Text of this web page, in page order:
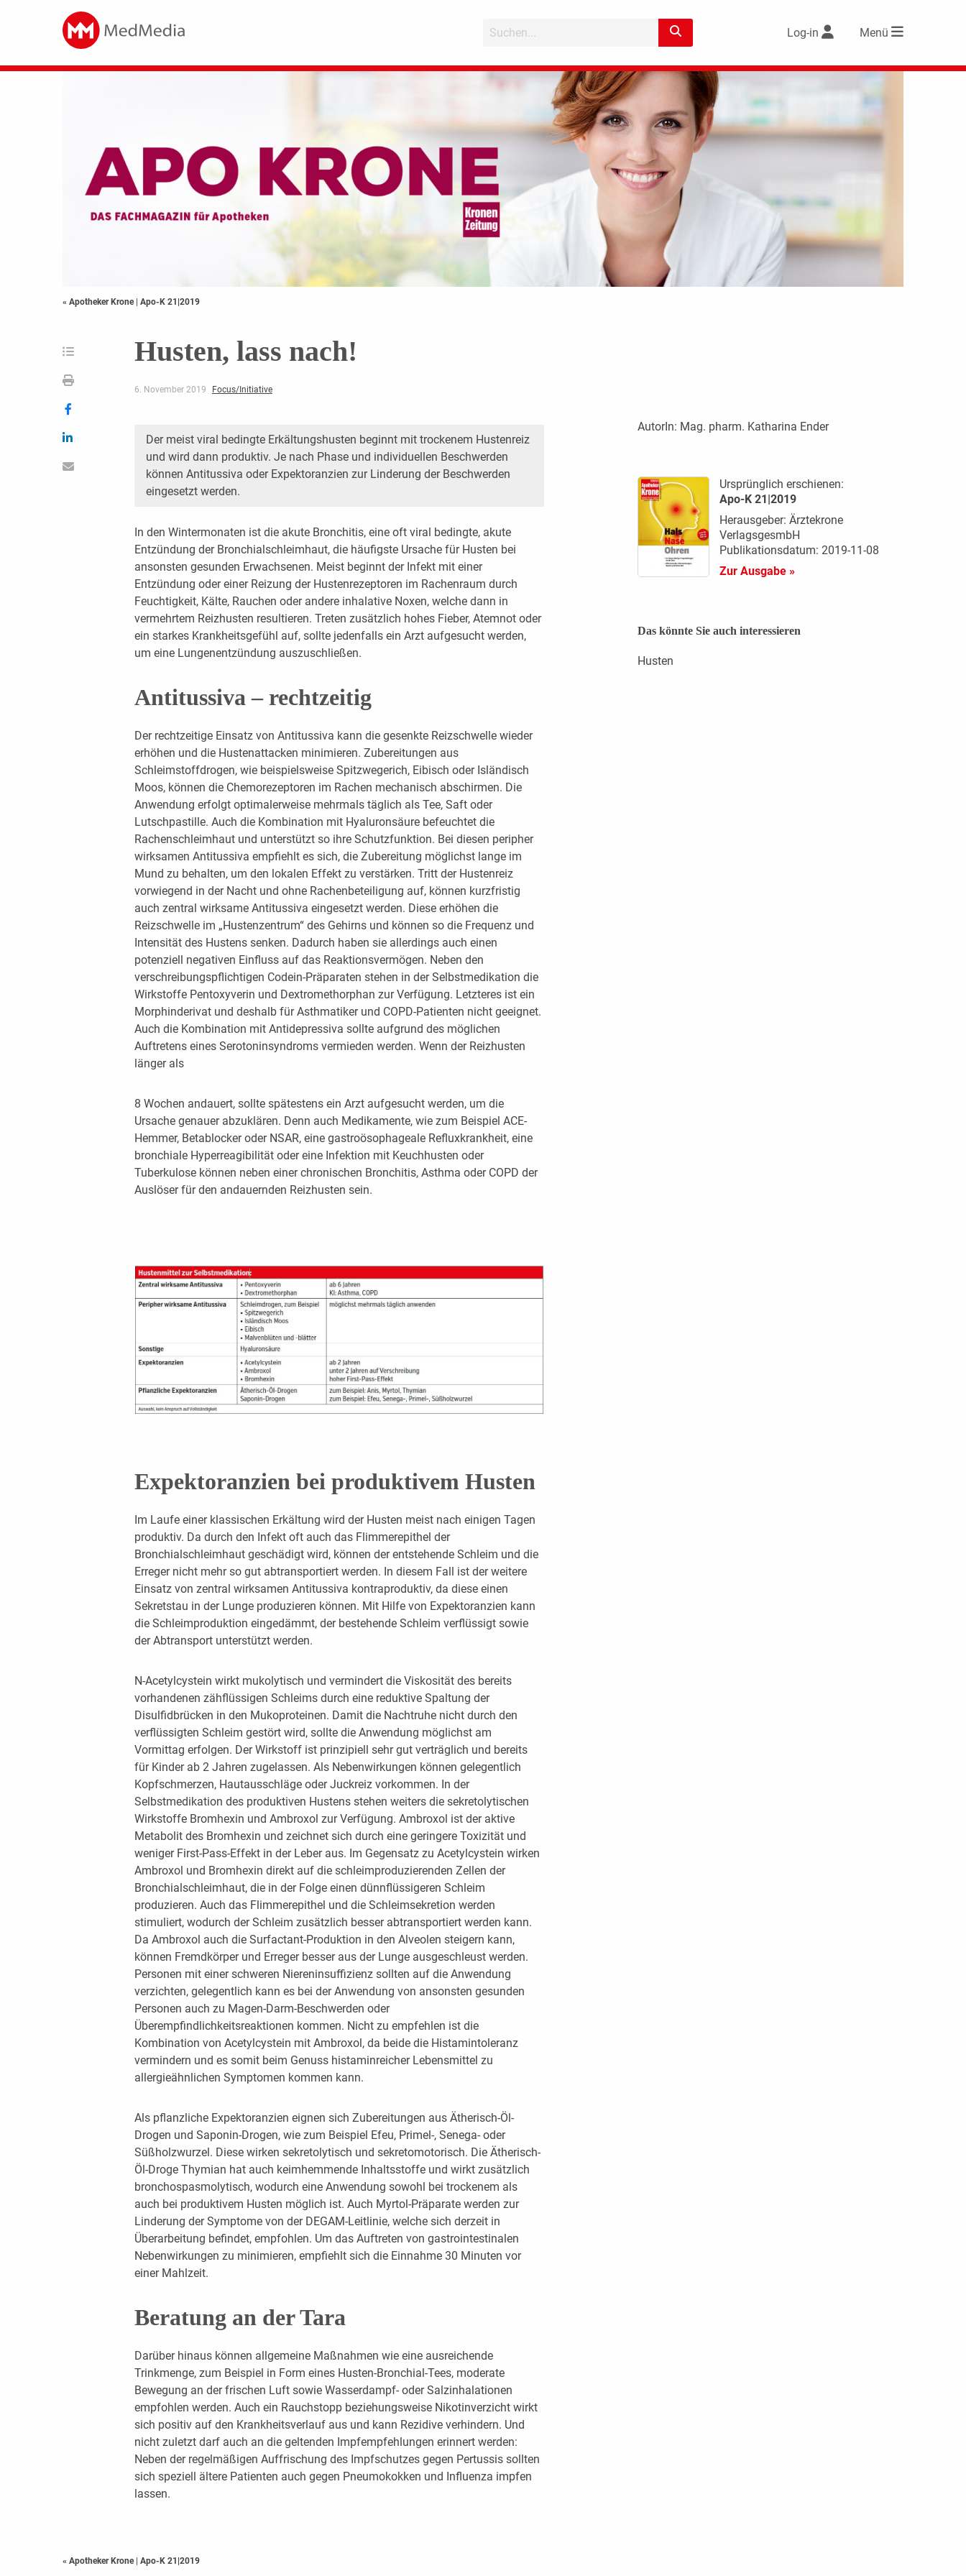
Log-in Menü
« Apotheker Krone | Apo-K 21|2019
Husten, lass nach!
6. November 2019 Focus/Initiative
Der meist viral bedingte Erkältungshusten beginnt mit trockenem Hustenreiz
und wird dann produktiv. Je nach Phase und individuellen Beschwerden
können Antitussiva oder Expektoranzien zur Linderung der Beschwerden
eingesetzt werden.
In den Wintermonaten ist die akute Bronchitis, eine oft viral bedingte, akute
Entzündung der Bronchialschleimhaut, die häufigste Ursache für Husten bei
ansonsten gesunden Erwachsenen. Meist beginnt der Infekt mit einer
Entzündung oder einer Reizung der Hustenrezeptoren im Rachenraum durch
Feuchtigkeit, Kälte, Rauchen oder andere inhalative Noxen, welche dann in
vermehrtem Reizhusten resultieren. Treten zusätzlich hohes Fieber, Atemnot oder
ein starkes Krankheitsgefühl auf, sollte jedenfalls ein Arzt aufgesucht werden,
um eine Lungenentzündung auszuschließen.
Antitussiva – rechtzeitig
Der rechtzeitige Einsatz von Antitussiva kann die gesenkte Reizschwelle wieder
erhöhen und die Hustenattacken minimieren. Zubereitungen aus
Schleimstoffdrogen, wie beispielsweise Spitzwegerich, Eibisch oder Isländisch
Moos, können die Chemorezeptoren im Rachen mechanisch abschirmen. Die
Anwendung erfolgt optimalerweise mehrmals täglich als Tee, Saft oder
Lutschpastille. Auch die Kombination mit Hyaluronsäure befeuchtet die
Rachenschleimhaut und unterstützt so ihre Schutzfunktion. Bei diesen peripher
wirksamen Antitussiva empfiehlt es sich, die Zubereitung möglichst lange im
Mund zu behalten, um den lokalen Effekt zu verstärken. Tritt der Hustenreiz
vorwiegend in der Nacht und ohne Rachenbeteiligung auf, können kurzfristig
auch zentral wirksame Antitussiva eingesetzt werden. Diese erhöhen die
Reizschwelle im „Hustenzentrum“ des Gehirns und können so die Frequenz und
Intensität des Hustens senken. Dadurch haben sie allerdings auch einen
potenziell negativen Einfluss auf das Reaktionsvermögen. Neben den
verschreibungspflichtigen Codein-Präparaten stehen in der Selbstmedikation die
Wirkstoffe Pentoxyverin und Dextromethorphan zur Verfügung. Letzteres ist ein
Morphinderivat und deshalb für Asthmatiker und COPD-Patienten nicht geeignet.
Auch die Kombination mit Antidepressiva sollte aufgrund des möglichen
Auftretens eines Serotoninsyndroms vermieden werden. Wenn der Reizhusten
länger als
8 Wochen andauert, sollte spätestens ein Arzt aufgesucht werden, um die
Ursache genauer abzuklären. Denn auch Medikamente, wie zum Beispiel ACE-
Hemmer, Betablocker oder NSAR, eine gastroösophageale Refluxkrankheit, eine
bronchiale Hyperreagibilität oder eine Infektion mit Keuchhusten oder
Tuberkulose können neben einer chronischen Bronchitis, Asthma oder COPD der
Auslöser für den andauernden Reizhusten sein.
Expektoranzien bei produktivem Husten
Im Laufe einer klassischen Erkältung wird der Husten meist nach einigen Tagen
produktiv. Da durch den Infekt oft auch das Flimmerepithel der
Bronchialschleimhaut geschädigt wird, können der entstehende Schleim und die
Erreger nicht mehr so gut abtransportiert werden. In diesem Fall ist der weitere
Einsatz von zentral wirksamen Antitussiva kontraproduktiv, da diese einen
Sekretstau in der Lunge produzieren können. Mit Hilfe von Expektoranzien kann
die Schleimproduktion eingedämmt, der bestehende Schleim verflüssigt sowie
der Abtransport unterstützt werden.
N-Acetylcystein wirkt mukolytisch und vermindert die Viskosität des bereits
vorhandenen zähflüssigen Schleims durch eine reduktive Spaltung der
Disulfidbrücken in den Mukoproteinen. Damit die Nachtruhe nicht durch den
verflüssigten Schleim gestört wird, sollte die Anwendung möglichst am
Vormittag erfolgen. Der Wirkstoff ist prinzipiell sehr gut verträglich und bereits
für Kinder ab 2 Jahren zugelassen. Als Nebenwirkungen können gelegentlich
Kopfschmerzen, Hautausschläge oder Juckreiz vorkommen. In der
Selbstmedikation des produktiven Hustens stehen weiters die sekretolytischen
Wirkstoffe Bromhexin und Ambroxol zur Verfügung. Ambroxol ist der aktive
Metabolit des Bromhexin und zeichnet sich durch eine geringere Toxizität und
weniger First-Pass-Effekt in der Leber aus. Im Gegensatz zu Acetylcystein wirken
Ambroxol und Bromhexin direkt auf die schleimproduzierenden Zellen der
Bronchialschleimhaut, die in der Folge einen dünnflüssigeren Schleim
produzieren. Auch das Flimmerepithel und die Schleimsekretion werden
stimuliert, wodurch der Schleim zusätzlich besser abtransportiert werden kann.
Da Ambroxol auch die Surfactant-Produktion in den Alveolen steigern kann,
können Fremdkörper und Erreger besser aus der Lunge ausgeschleust werden.
Personen mit einer schweren Niereninsuffizienz sollten auf die Anwendung
verzichten, gelegentlich kann es bei der Anwendung von ansonsten gesunden
Personen auch zu Magen-Darm-Beschwerden oder
Überempfindlichkeitsreaktionen kommen. Nicht zu empfehlen ist die
Kombination von Acetylcystein mit Ambroxol, da beide die Histamintoleranz
vermindern und es somit beim Genuss histaminreicher Lebensmittel zu
allergieähnlichen Symptomen kommen kann.
Als pflanzliche Expektoranzien eignen sich Zubereitungen aus Ätherisch-Öl-
Drogen und Saponin-Drogen, wie zum Beispiel Efeu, Primel-, Senega- oder
Süßholzwurzel. Diese wirken sekretolytisch und sekretomotorisch. Die Ätherisch-
Öl-Droge Thymian hat auch keimhemmende Inhaltsstoffe und wirkt zusätzlich
bronchospasmolytisch, wodurch eine Anwendung sowohl bei trockenem als
auch bei produktivem Husten möglich ist. Auch Myrtol-Präparate werden zur
Linderung der Symptome von der DEGAM-Leitlinie, welche sich derzeit in
Überarbeitung befindet, empfohlen. Um das Auftreten von gastrointestinalen
Nebenwirkungen zu minimieren, empfiehlt sich die Einnahme 30 Minuten vor
einer Mahlzeit.
Beratung an der Tara
Darüber hinaus können allgemeine Maßnahmen wie eine ausreichende
Trinkmenge, zum Beispiel in Form eines Husten-Bronchial-Tees, moderate
Bewegung an der frischen Luft sowie Wasserdampf- oder Salzinhalationen
empfohlen werden. Auch ein Rauchstopp beziehungsweise Nikotinverzicht wirkt
sich positiv auf den Krankheitsverlauf aus und kann Rezidive verhindern. Und
nicht zuletzt darf auch an die geltenden Impfempfehlungen erinnert werden:
Neben der regelmäßigen Auffrischung des Impfschutzes gegen Pertussis sollten
sich speziell ältere Patienten auch gegen Pneumokokken und Influenza impfen
lassen.
AutorIn: Mag. pharm. Katharina Ender
Ursprünglich erschienen:
Apo-K 21|2019
Herausgeber: Ärztekrone
VerlagsgesmbH
Publikationsdatum: 2019-11-08
Zur Ausgabe »
Das könnte Sie auch interessieren
Husten
« Apotheker Krone Apo-K 21|2019